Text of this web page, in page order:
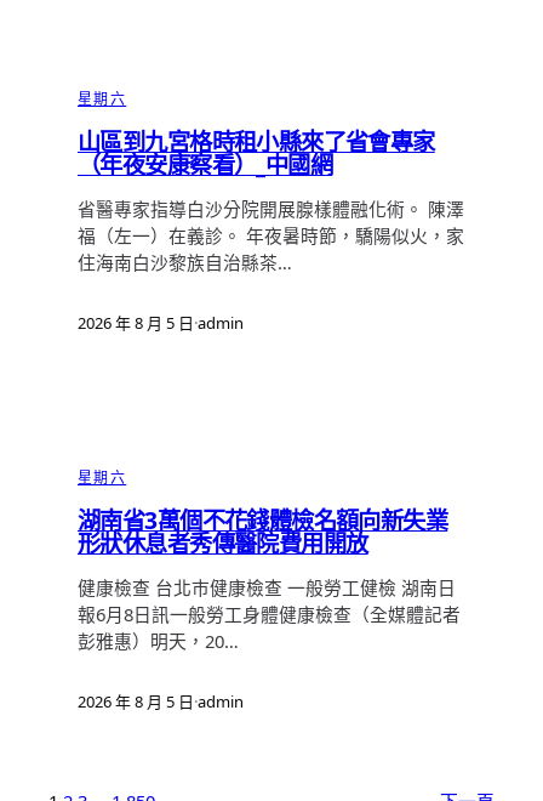
星期六
山區到九宮格時租小縣來了省會專家
（年夜安康察看）_中國網
省醫專家指導白沙分院開展腺樣體融化術。 陳澤
福（左一）在義診。 年夜暑時節，驕陽似火，家
住海南白沙黎族自治縣茶…
2026 年 8 月 5 日·admin
星期六
湖南省3萬個不花錢體檢名額向新失業
形狀休息者秀傳醫院費用開放
健康檢查 台北巿健康檢查 一般勞工健檢 湖南日
報6月8日訊一般勞工身體健康檢查（全媒體記者
彭雅惠）明天，20…
2026 年 8 月 5 日·admin